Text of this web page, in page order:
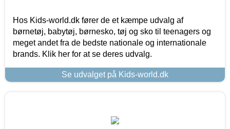
Hos Kids-world.dk fører de et kæmpe udvalg af
børnetøj, babytøj, børnesko, tøj og sko til teenagers og
meget andet fra de bedste nationale og internationale
brands. Klik her for at se deres udvalg.
Se udvalget på Kids-world.dk